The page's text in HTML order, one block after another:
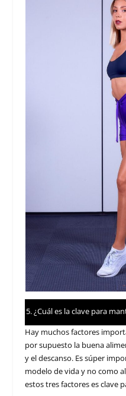
¿Cuál es la clave para
Hay muchos factores
por supuesto la buena
y el descanso. Es súper
modelo de vida y no como
estos tres factores es clave